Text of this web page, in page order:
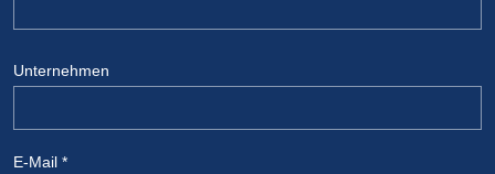
Unternehmen
E-Mail *